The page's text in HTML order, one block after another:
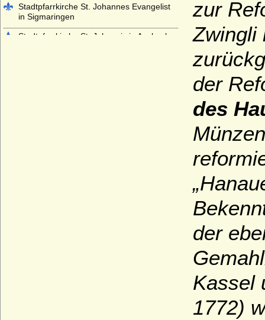
zur
Zwingli
der
des
„
der
Kassel
1772)
Stadtpfarrkirche St. Johannes Evangelist
in Sigmaringen
Stadtpfarrkirche St. Johannis in Ansbach